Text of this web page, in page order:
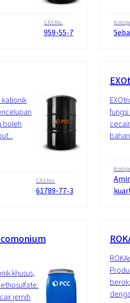
CAS No.
959-55-7
kationik
boleh
CAS No.
61789-77-3
khusus,
jernih